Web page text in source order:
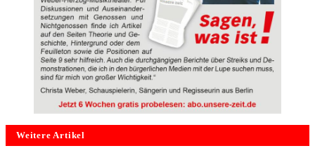
Weitere Artikel